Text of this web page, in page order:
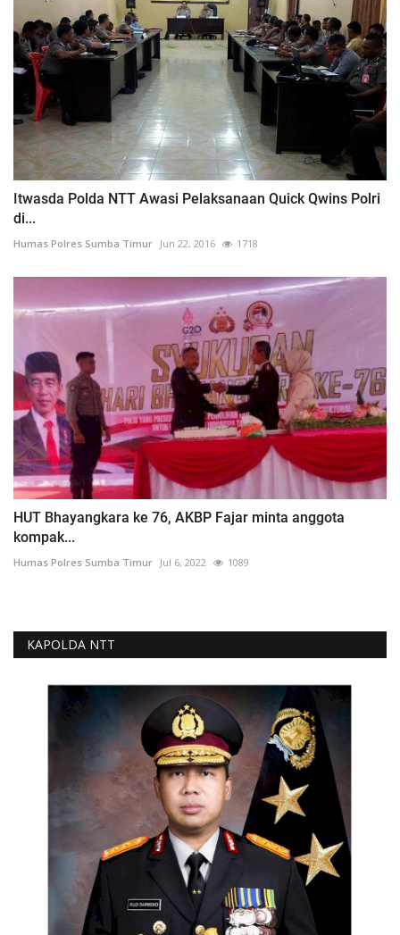
Itwasda Polda NTT Awasi Pelaksanaan Quick Qwins Polri
di...
Humas Polres Sumba Timur Jun 22, 2016 1718
HUT Bhayangkara ke 76, AKBP Fajar minta anggota
kompak...
Humas Polres Sumba Timur Jul 6, 2022 1089
KAPOLDA NTT